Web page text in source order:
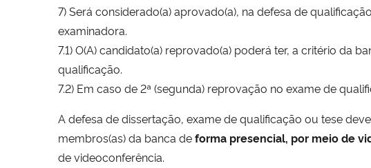
7) Será considerado(a) aprovado(a), na defesa de
examinadora.
7.1) O(A) candidato(a) reprovado(a) poderá ter, a critério da
qualificação.
7.2) Em caso de 2ª (segunda) reprovação no exame de
A defesa de dissertação, exame de qualificação ou tese
membros(as) da banca deforma presencial, por meio de
de videoconferência.